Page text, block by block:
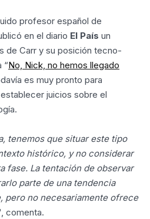
profesor español de
en el diario El País un
de Carr y su posición tecno-
“No, Nick, no hemos llegado
es muy pronto para
juicios sobre el
tenemos que situar este tipo
histórico, y no considerar
fase. La tentación de observar
parte de una tendencia
pero no necesariamente ofrece
comenta.